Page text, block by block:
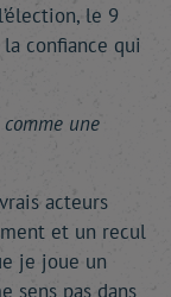
le 9
confiance qui
une
acteurs
et un recul
je joue un
sens pas dans